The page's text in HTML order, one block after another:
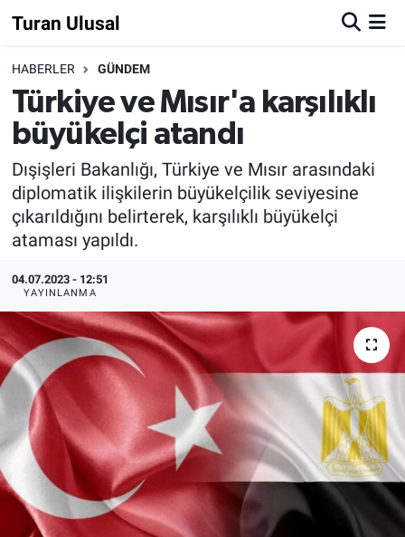
Turan Ulusal
HABERLER GÜNDEM
Türkiye ve Mısır'a karşılıklı
büyükelçi atandı
Dışişleri Bakanlığı, Türkiye ve Mısır arasındaki
diplomatik ilişkilerin büyükelçilik seviyesine
çıkarıldığını belirterek, karşılıklı büyükelçi
ataması yapıldı.
04.07.2023 - 12:51
YAYINLANMA